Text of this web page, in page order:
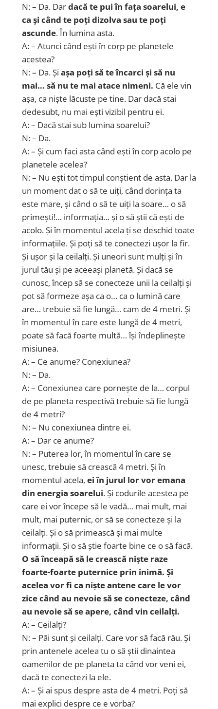
N: – Da. Dardacă te pui în fața soarelui, e
ca și când te poți dizolva sau te poți
ascunde. În lumina asta.
A: – Atunci când ești în corp pe planetele
acestea?
N: – Da. Și așa poți să te încarci și să nu
mai… să nu te mai atace nimeni. Că ele vin
așa, ca niște lăcuste pe tine. Dar dacă stai
dedesubt, nu mai ești vizibil pentru ei.
A: – Dacă stai sub lumina soarelui?
N: – Da.
A: – Și cum faci asta când ești în corp acolo pe
planetele acelea?
N: – Nu ești tot timpul conștient de asta. Dar la
un moment dat o să te uiți, când dorința ta
este mare, și când o să te uiți la soare… o să
primești!… informația… și o să știi că ești de
acolo. Și în momentul acela ți se deschid toate
informațiile. Și poți să te conectezi ușor la fir.
Și ușor și la ceilalți. Și uneori sunt mulți și în
jurul tău și pe aceeași planetă. Și dacă se
cunosc, încep să se conecteze unii la ceilalți și
pot să formeze așa ca o… ca o lumină care
are… trebuie să fie lungă… cam de 4 metri. Și
în momentul în care este lungă de 4 metri,
poate să facă foarte multă… își îndeplinește
misiunea.
A: – Ce anume? Conexiunea?
N: – Da.
A: – Conexiunea care pornește de la… corpul
de pe planeta respectivă trebuie să fie lungă
de 4 metri?
N: – Nu conexiunea dintre ei.
A: – Dar ce anume?
N: – Puterea lor, în momentul în care se
unesc, trebuie să crească 4 metri. Și în
momentul acela, ei în jurul lor vor emana
din energia soarelui. Și codurile acestea pe
care ei vor începe să le vadă… mai mult, mai
mult, mai puternic, or să se conecteze și la
ceilalți. Și o să primească și mai multe
informații. Și o să știe foarte bine ce o să facă.
O să înceapă să le crească niște raze
foarte-foarte puternice prin inimă. Și
acelea vor fi ca niște antene care le vor
zice când au nevoie să se conecteze, când
au nevoie să se apere, când vin ceilalți.
A: – Ceilalți?
N: – Păi sunt și ceilalți. Care vor să facă rău. Și
prin antenele acelea tu o să știi dinaintea
oamenilor de pe planeta ta când vor veni ei,
dacă te conectezi la ele.
A: – Și ai spus despre asta de 4 metri. Poți să
mai explici despre ce e vorba?